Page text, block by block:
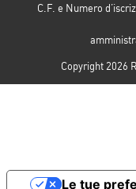
C.F. e Numero
Copyright 2026
Le tue